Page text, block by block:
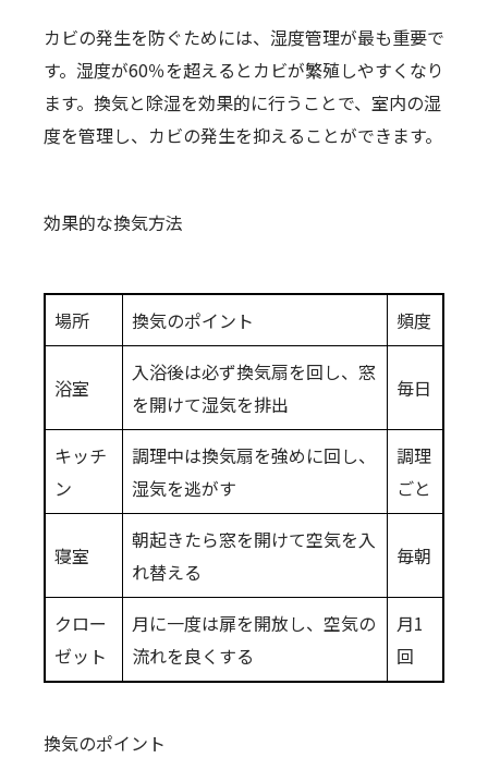
カビの発生を防ぐためには、湿度管理が最も重要で
す。湿度が60％を超えるとカビが繁殖しやすくなり
ます。換気と除湿を効果的に行うことで、室内の湿
度を管理し、カビの発生を抑えることができます。
効果的な換気方法
場所 換気のポイント 頻度
浴室
入浴後は必ず換気扇を回し、窓
を開けて湿気を排出
毎日
キッチ
ン
調理中は換気扇を強めに回し、
湿気を逃がす
調理
ごと
寝室
朝起きたら窓を開けて空気を入
れ替える
毎朝
クロー
ゼット
月に一度は扉を開放し、空気の
流れを良くする
月1
回
換気のポイント